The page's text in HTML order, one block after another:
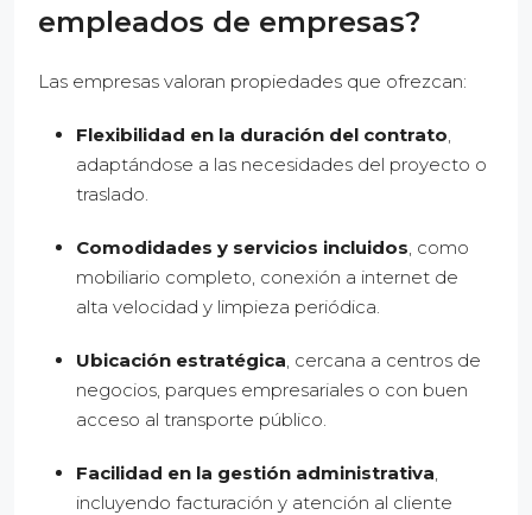
empleados de empresas?
Las empresas valoran propiedades que ofrezcan:
Flexibilidad en la duración del contrato,
adaptándose a las necesidades del proyecto o
traslado.
Comodidades y servicios incluidos, como
mobiliario completo, conexión a internet de
alta velocidad y limpieza periódica.
Ubicación estratégica, cercana a centros de
negocios, parques empresariales o con buen
acceso al transporte público.
Facilidad en la gestión administrativa,
incluyendo facturación y atención al cliente